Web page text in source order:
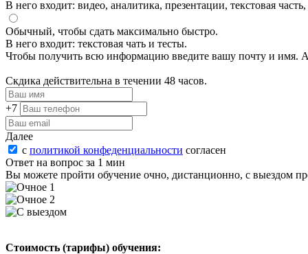
В него входит: видео, аналитика, презентации, текстовая
Обычный, чтобы сдать максимально быстро.
В него входит: текстовая чать и тесты.
Чтобы получить всю информацию введите вашу почту и имя.
Скдика действительна в течении 48 часов.
+7
Далее
с политикой конфеденциальности согласен
Ответ на вопрос за 1 мин
Вы можете пройти oбучeние очно, дистанционно, с выездом
Стоимость (тарифы) обучения: